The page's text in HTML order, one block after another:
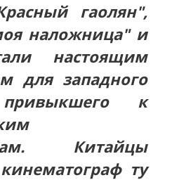
гаолян",
наложница" и
настоящим
для западного
к
Китайцы
ту